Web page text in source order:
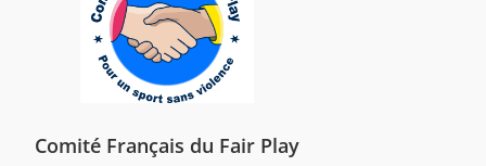
Comité Français du Fair Play